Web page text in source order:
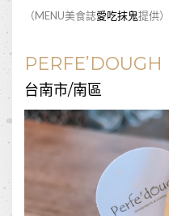
（MENU美食誌愛吃抹鬼提供）
PERFE’DOUGH
台南市/南區